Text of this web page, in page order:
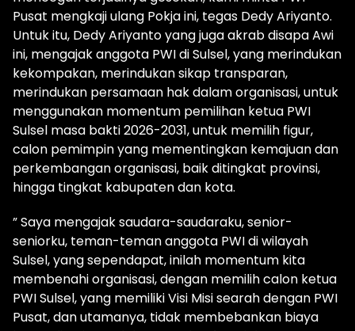
Pusat mengkaji ulang Pokja ini, tegas Dedy Ariyanto.
Untuk itu, Dedy Ariyanto yang juga akrab disapa Awi
ini, mengajak anggota PWI di Sulsel, yang merindukan
kekompakan, merindukan sikap transparan,
merindukan persamaan hak dalam organisasi, untuk
menggunakan momentum pemilihan ketua PWI
Sulsel masa bakti 2026-2031, untuk memilih figur,
calon pemimpin yang mementingkan kemajuan dan
perkembangan organisasi, baik ditingkat provinsi,
hingga tingkat kabupaten dan kota.
” Saya mengajak saudara-saudaraku, senior-
seniorku, teman-teman anggota PWI di wilayah
Sulsel, yang sependapat, inilah momentum kita
membenahi organisasi, dengan memilih calon ketua
PWI Sulsel, yang memiliki Visi Misi searah dengan PWI
Pusat, dan utamanya, tidak membebankan biaya